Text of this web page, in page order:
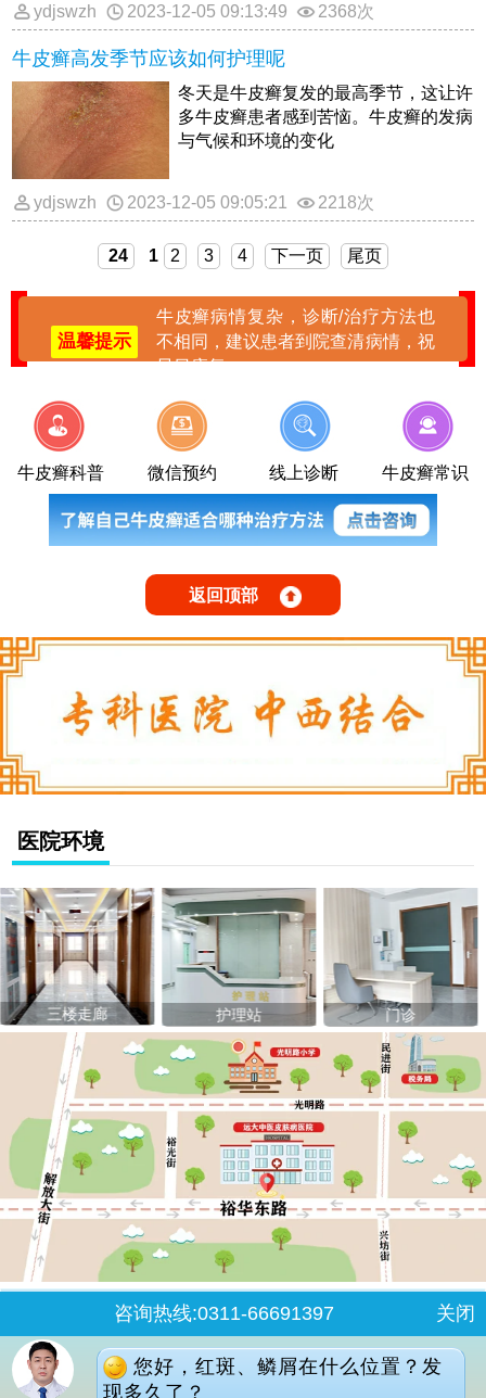
ydjswzh 2023-12-05 09:13:49 2368次
牛皮癣高发季节应该如何护理呢
冬天是牛皮癣复发的最高季节，这让许
多牛皮癣患者感到苦恼。牛皮癣的发病
与气候和环境的变化
ydjswzh 2023-12-05 09:05:21 2218次
24 1 2 3 4 下一页 尾页
温馨提示
牛皮癣病情复杂，诊断/治疗方法也
不相同，建议患者到院查清病情，祝
早日康复。
牛皮癣科普 微信预约 线上诊断 牛皮癣常识
返回顶部
医院环境
三楼走廊 护理站 门诊
石家庄桥西区裕华东路7号
石家庄远大中医皮肤病医院 2008-2023
咨询热线:0311-66691397 关闭
您好，红斑、鳞屑在什么位置？发
现多久了？